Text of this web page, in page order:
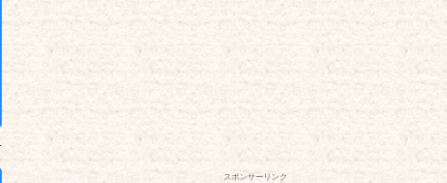
スポンサーリンク